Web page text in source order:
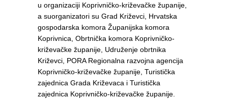
u organizaciji Koprivničko-križevačke županije,
a suorganizatori su Grad Križevci, Hrvatska
gospodarska komora Županijska komora
Koprivnica, Obrtnička komora Koprivničko-
križevačke županije, Udruženje obrtnika
Križevci, PORA Regionalna razvojna agencija
Koprivničko-križevačke županije, Turistička
zajednica Grada Križevaca i Turistička
zajednica Koprivničko-križevačke županije.